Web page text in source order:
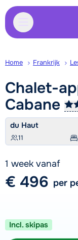
Home Frankrijk
Chalet-
Cabane
du Haut
11
1 week vanaf
€ 496 per
Incl. skipas